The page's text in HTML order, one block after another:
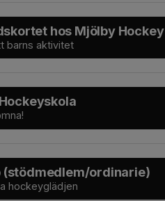
hos Mjölby Hockey
barns aktivitet
(stödmedlem/ordinarie)
hockeyglädjen